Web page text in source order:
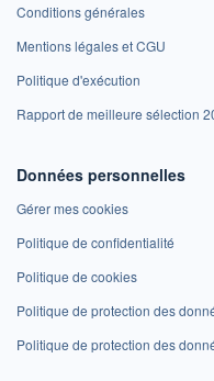
Conditions générales
Mentions légales et CGU
Politique d'exécution
Rapport de meilleure sélection
Données personnelles
Gérer mes cookies
Politique de confidentialité
Politique de cookies
Politique de protection des
Politique de protection des